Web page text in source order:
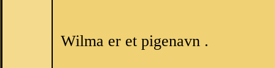
Wilma er et pigenavn .